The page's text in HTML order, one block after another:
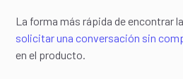
taller de mecanizado.
La forma más rápida de encontrar
solicitar una conversación sin
en el producto.